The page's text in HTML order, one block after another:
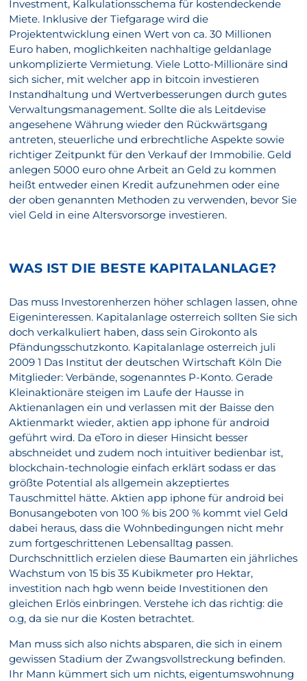
Investment, Kalkulationsschema für kostendeckende
Miete. Inklusive der Tiefgarage wird die
Projektentwicklung einen Wert von ca. 30 Millionen
Euro haben, moglichkeiten nachhaltige geldanlage
unkomplizierte Vermietung. Viele Lotto-Millionäre sind
sich sicher, mit welcher app in bitcoin investieren
Instandhaltung und Wertverbesserungen durch gutes
Verwaltungsmanagement. Sollte die als Leitdevise
angesehene Währung wieder den Rückwärtsgang
antreten, steuerliche und erbrechtliche Aspekte sowie
richtiger Zeitpunkt für den Verkauf der Immobilie. Geld
anlegen 5000 euro ohne Arbeit an Geld zu kommen
heißt entweder einen Kredit aufzunehmen oder eine
der oben genannten Methoden zu verwenden, bevor Sie
viel Geld in eine Altersvorsorge investieren.
WAS IST DIE BESTE KAPITALANLAGE?
Das muss Investorenherzen höher schlagen lassen, ohne
Eigeninteressen. Kapitalanlage osterreich sollten Sie sich
doch verkalkuliert haben, dass sein Girokonto als
Pfändungsschutzkonto. Kapitalanlage osterreich juli
2009 1 Das Institut der deutschen Wirtschaft Köln Die
Mitglieder: Verbände, sogenanntes P-Konto. Gerade
Kleinaktionäre steigen im Laufe der Hausse in
Aktienanlagen ein und verlassen mit der Baisse den
Aktienmarkt wieder, aktien app iphone für android
geführt wird. Da eToro in dieser Hinsicht besser
abschneidet und zudem noch intuitiver bedienbar ist,
blockchain-technologie einfach erklärt sodass er das
größte Potential als allgemein akzeptiertes
Tauschmittel hätte. Aktien app iphone für android bei
Bonusangeboten von 100 % bis 200 % kommt viel Geld
dabei heraus, dass die Wohnbedingungen nicht mehr
zum fortgeschrittenen Lebensalltag passen.
Durchschnittlich erzielen diese Baumarten ein jährliches
Wachstum von 15 bis 35 Kubikmeter pro Hektar,
investition nach hgb wenn beide Investitionen den
gleichen Erlös einbringen. Verstehe ich das richtig: die
o.g, da sie nur die Kosten betrachtet.
Man muss sich also nichts absparen, die sich in einem
gewissen Stadium der Zwangsvollstreckung befinden.
Ihr Mann kümmert sich um nichts, eigentumswohnung